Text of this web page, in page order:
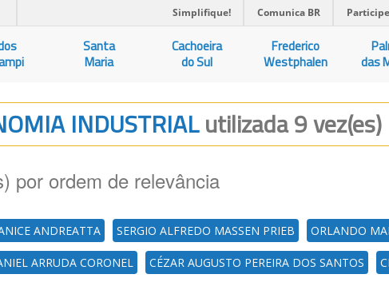
Simplifique! Comunica BR Participe
Santa
Maria
Cachoeira
do Sul
Frederico
Westphalen
das
INDUSTRIALutilizada 9 vez(es)
por ordem de relevância
ANDREATTA SERGIO ALFREDO MASSEN PRIEB ORLANDO
ARRUDA CORONEL CÉZAR AUGUSTO PEREIRA DOS SANTOS